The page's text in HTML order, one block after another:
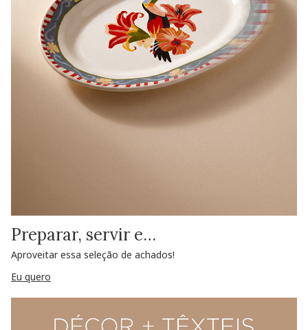
Preparar, servir e…
Aproveitar essa seleção de achados!
Eu quero